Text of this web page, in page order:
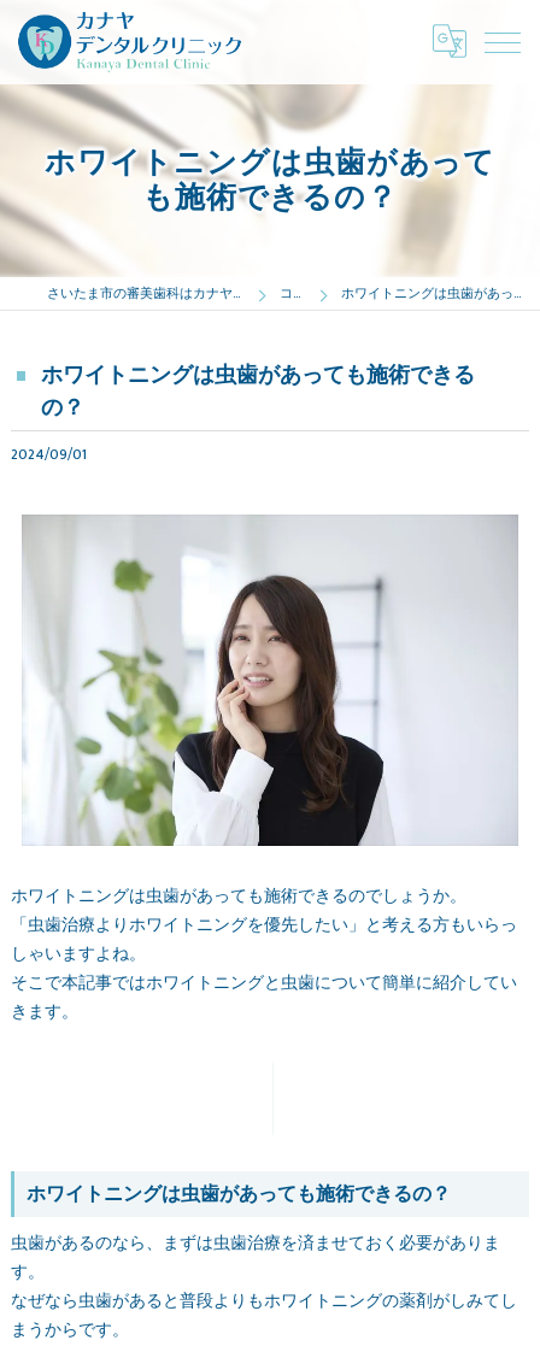
ホワイトニングは虫歯があって
も施術できるの？
さいたま市の審美歯科はカナヤデンタルクリニック コラム ホワイトニングは虫歯があっても施術できるの？
ホワイトニングは虫歯があっても施術できる
の？
2024/09/01
ホワイトニングは虫歯があっても施術できるのでしょうか。
「虫歯治療よりホワイトニングを優先したい」と考える方もいらっ
しゃいますよね。
そこで本記事ではホワイトニングと虫歯について簡単に紹介してい
きます。
ホワイトニングは虫歯があっても施術できるの？
虫歯があるのなら、まずは虫歯治療を済ませておく必要がありま
す。
なぜなら虫歯があると普段よりもホワイトニングの薬剤がしみてし
まうからです。